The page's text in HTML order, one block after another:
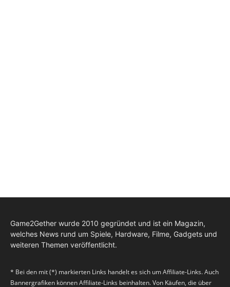
Game2Gether wurde 2010 gegründet und ist ein Magazin,
welches News rund um Spiele, Hardware, Filme, Gadgets und
weiteren Themen veröffentlicht.
* Bei den mit (*) markierten Links handelt es sich um Affiliate-Links. Auch
Bannergrafiken können Affiliate-Links beinhalten. Von Käufen, die über